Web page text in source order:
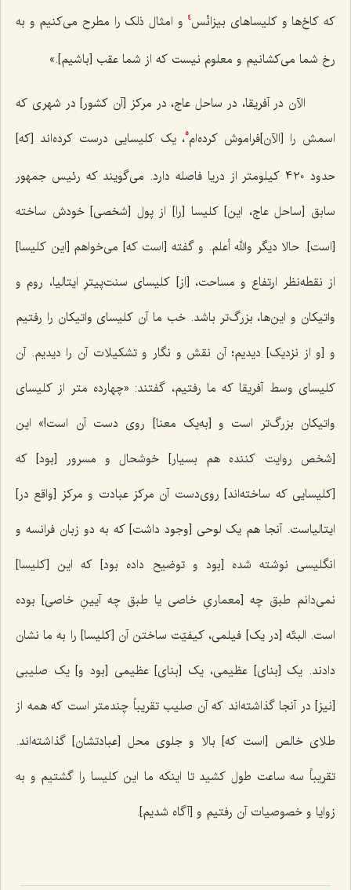
که کاخ‌ها و کلیساهای بیزانْس4
و امثال ذلک را مطرح می‌کنیم و به
رخ شما می‌کشانیم و معلوم نیست که از شما عقب [باشیم].»
الآن در آفریقا، در ساحل عاج، در مرکز [آن کشور] در شهری که
اسمش را [الآن]فراموش کرده‌ام5، یک کلیسایی درست کرده‌اند [که]
حدود 420 کیلومتر از دریا فاصله دارد. می‌گویند که رئیس جمهور
سابق [ساحل عاج، این] کلیسا [را] از پول [شخصی] خودش ساخته
[است]. حالا دیگر والله أعلم. و گفته [است که] می‌خواهم [این کلیسا]
از نقطه‌نظر ارتفاع و مساحت، [از] کلیسای سنت‌پیترِ ایتالیا، روم و
واتیکان و این‌ها، بزرگ‌تر باشد. خب ما آن کلیسای واتیکان را رفتیم
و [و از نزدیک] دیدیم؛ آن نقش و نگار و تشکیلات آن را دیدیم. آن
کلیسای وسط آفریقا که ما رفتیم، گفتند: «چهارده متر از کلیسای
واتیکان بزرگ‌تر است و [به‌یک معنا] روی دست آن است!» این
[شخص روایت کننده هم بسیار] خوشحال و مسرور [بود] که
[کلیسایی که ساخته‌اند] روی‌دست آن مرکز عبادت و مرکز [واقع در]
ایتالیاست. آنجا هم یک لوحی [وجود داشت] که به دو زبان فرانسه و
انگلیسی نوشته شده [بود و توضیح داده بود] که این [کلیسا]
نمی‌دانم طبق چه [معماریِ خاصی یا طبق چه آیینِ خاصی] بوده
است. البتّه [در یک] فیلمی، کیفیّت ساختن آن [کلیسا] را به ما نشان
دادند. یک [بنای] عظیمی، یک [بنای] عظیمی [بود و] یک صلیبی
[نیز] در آنجا گذاشته‌اند که آن صلیب تقریباً چند‌متر است که همه از
طلای خالص [است که] بالا و جلوی محل [عبادتشان] گذاشته‌اند.
تقریباً سه ساعت طول کشید تا اینکه ما این کلیسا را گشتیم و به
زوایا و خصوصیات آن ‌رفتیم و [آگاه شدیم].